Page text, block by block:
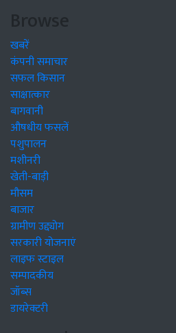
Browse
खबरें
कंपनी समाचार
सफल किसान
साक्षात्कार
बागवानी
औषधीय फसलें
पशुपालन
मशीनरी
खेती-बाड़ी
मौसम
बाजार
ग्रामीण उद्द्योग
सरकारी योजनाएं
लाइफ स्टाइल
सम्पादकीय
जॉब्स
डायरेक्टरी